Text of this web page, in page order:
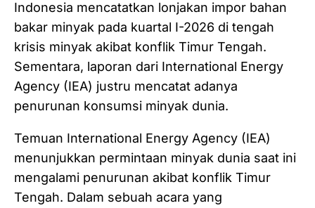
Indonesia mencatatkan lonjakan impor bahan
bakar minyak pada kuartal I-2026 di tengah
krisis minyak akibat konflik Timur Tengah.
Sementara, laporan dari International Energy
Agency (IEA) justru mencatat adanya
penurunan konsumsi minyak dunia.
Temuan International Energy Agency (IEA)
menunjukkan permintaan minyak dunia saat ini
mengalami penurunan akibat konflik Timur
Tengah. Dalam sebuah acara yang